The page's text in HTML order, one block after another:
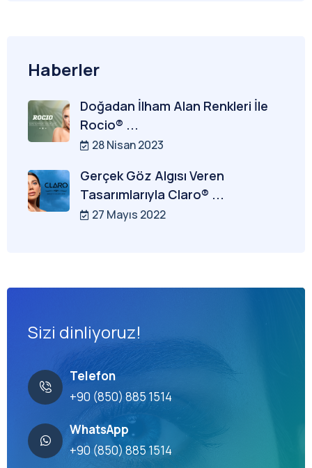
Haberler
Doğadan İlham Alan Renkleri İle
Rocio® ...
28 Nisan 2023
Gerçek Göz Algısı Veren
Tasarımlarıyla Claro® ...
27 Mayıs 2022
Sizi dinliyoruz!
Telefon
+90 (850) 885 1514
WhatsApp
+90 (850) 885 1514